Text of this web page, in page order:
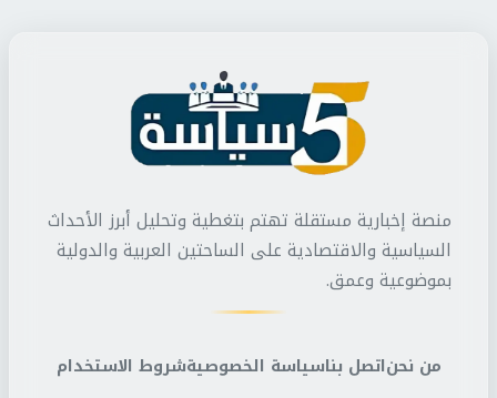
منصة إخبارية مستقلة تهتم بتغطية وتحليل أبرز الأحداث
السياسية والاقتصادية على الساحتين العربية والدولية
بموضوعية وعمق.
من نحناتصل بناسياسة الخصوصيةشروط الاستخدام